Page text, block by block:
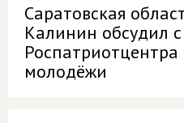
Саратовская
Калинин обсудил
молодёжи